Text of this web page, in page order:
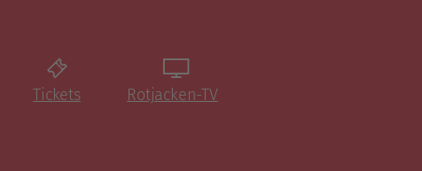
Tickets Rotjacken-TV